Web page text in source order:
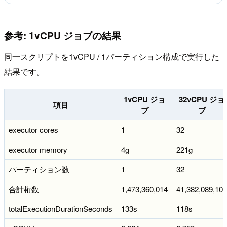
参考: 1vCPU ジョブの結果
同一スクリプトを1vCPU / 1パーティション構成で実行した
結果です。
項目
1vCPU ジョ
ブ
32vCPU ジョ
ブ
executor cores 1
32
executor memory
4g
221g
パーティション数
1
32
合計桁数
1,473,360,014
41,382,089,107
totalExecutionDurationSeconds
133s
118s